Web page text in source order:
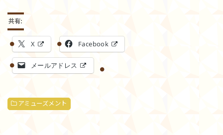
共有:
X Facebook
メールアドレス
アミューズメント